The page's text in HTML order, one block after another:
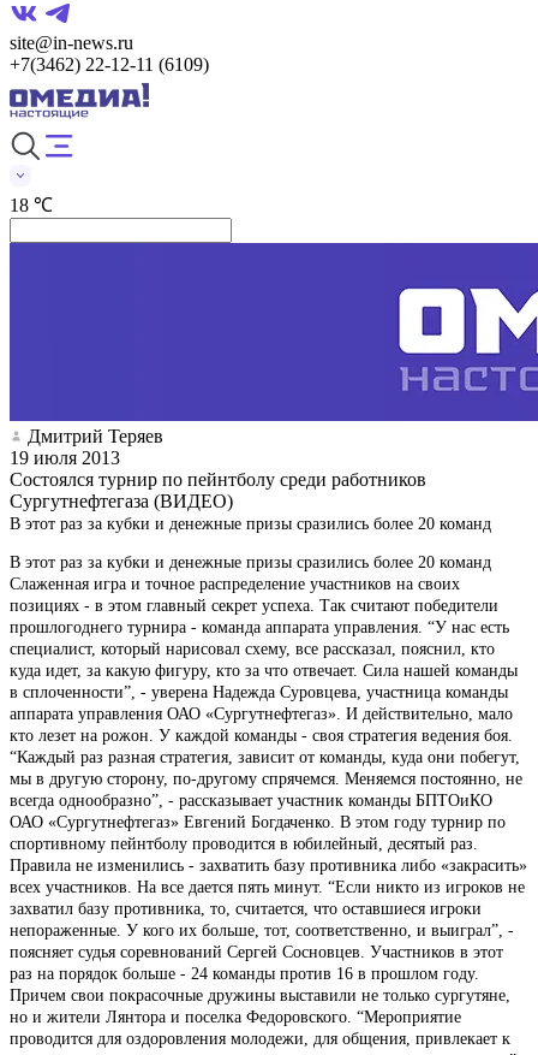
site@in-news.ru
+7(3462) 22-12-11 (6109)
18 ℃
Дмитрий Теряев
19 июля 2013
Состоялся турнир по пейнтболу среди работников
Сургутнефтегаза (ВИДЕО)
В этот раз за кубки и денежные призы сразились более 20 команд
В этот раз за кубки и денежные призы сразились более 20 команд
Слаженная игра и точное распределение участников на своих
позициях - в этом главный секрет успеха. Так считают победители
прошлогоднего турнира - команда аппарата управления. “У нас есть
специалист, который нарисовал схему, все рассказал, пояснил, кто
куда идет, за какую фигуру, кто за что отвечает. Сила нашей команды
в сплоченности”, - уверена Надежда Суровцева, участница команды
аппарата управления ОАО «Сургутнефтегаз». И действительно, мало
кто лезет на рожон. У каждой команды - своя стратегия ведения боя.
“Каждый раз разная стратегия, зависит от команды, куда они побегут,
мы в другую сторону, по-другому спрячемся. Меняемся постоянно, не
всегда однообразно”, - рассказывает участник команды БПТОиКО
ОАО «Сургутнефтегаз» Евгений Богдаченко. В этом году турнир по
спортивному пейнтболу проводится в юбилейный, десятый раз.
Правила не изменились - захватить базу противника либо «закрасить»
всех участников. На все дается пять минут. “Если никто из игроков не
захватил базу противника, то, считается, что оставшиеся игроки
непораженные. У кого их больше, тот, соответственно, и выиграл”, -
поясняет судья соревнований Сергей Сосновцев. Участников в этот
раз на порядок больше - 24 команды против 16 в прошлом году.
Причем свои покрасочные дружины выставили не только сургутяне,
но и жители Лянтора и поселка Федоровского. “Мероприятие
проводится для оздоровления молодежи, для общения, привлекает к